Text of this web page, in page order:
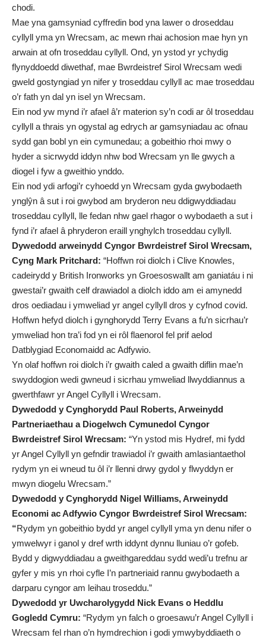
chodi.
Mae yna gamsyniad cyffredin bod yna lawer o droseddau
cyllyll yma yn Wrecsam, ac mewn rhai achosion mae hyn yn
arwain at ofn troseddau cyllyll. Ond, yn ystod yr ychydig
flynyddoedd diwethaf, mae Bwrdeistref Sirol Wrecsam wedi
gweld gostyngiad yn nifer y troseddau cyllyll ac mae troseddau
o’r fath yn dal yn isel yn Wrecsam.
Ein nod yw mynd i’r afael â’r materion sy’n codi ar ôl troseddau
cyllyll a thrais yn ogystal ag edrych ar gamsyniadau ac ofnau
sydd gan bobl yn ein cymunedau; a gobeithio rhoi mwy o
hyder a sicrwydd iddyn nhw bod Wrecsam yn lle gwych a
diogel i fyw a gweithio ynddo.
Ein nod ydi arfogi’r cyhoedd yn Wrecsam gyda gwybodaeth
ynglŷn â sut i roi gwybod am bryderon neu ddigwyddiadau
troseddau cyllyll, lle fedan nhw gael rhagor o wybodaeth a sut i
fynd i’r afael â phryderon eraill ynghylch troseddau cyllyll.
Dywedodd arweinydd Cyngor Bwrdeistref Sirol Wrecsam,
Cyng Mark Pritchard: “Hoffwn roi diolch i Clive Knowles,
cadeirydd y British Ironworks yn Groesoswallt am ganiatáu i ni
gwestai’r gwaith celf drawiadol a diolch iddo am ei amynedd
dros oediadau i ymweliad yr angel cyllyll dros y cyfnod covid.
Hoffwn hefyd diolch i gynghorydd Terry Evans a fu’n sicrhau’r
ymweliad hon tra’i fod yn ei rôl flaenorol fel prif aelod
Datblygiad Economaidd ac Adfywio.
Yn olaf hoffwn roi diolch i’r gwaith caled a gwaith diflin mae’n
swyddogion wedi gwneud i sicrhau ymweliad llwyddiannus a
gwerthfawr yr Angel Cyllyll i Wrecsam.
Dywedodd y Cynghorydd Paul Roberts, Arweinydd
Partneriaethau a Diogelwch Cymunedol Cyngor
Bwrdeistref Sirol Wrecsam: “Yn ystod mis Hydref, mi fydd
yr Angel Cyllyll yn gefndir trawiadol i’r gwaith amlasiantaethol
rydym yn ei wneud tu ôl i’r llenni drwy gydol y flwyddyn er
mwyn diogelu Wrecsam.”
Dywedodd y Cynghorydd Nigel Williams, Arweinydd
Economi ac Adfywio Cyngor Bwrdeistref Sirol Wrecsam:
“Rydym yn gobeithio bydd yr angel cyllyll yma yn denu nifer o
ymwelwyr i ganol y dref wrth iddynt dynnu lluniau o’r gofeb.
Bydd y digwyddiadau a gweithgareddau sydd wedi’u trefnu ar
gyfer y mis yn rhoi cyfle I’n partneriaid rannu gwybodaeth a
darparu cyngor am leihau troseddu.”
Dywedodd yr Uwcharolygydd Nick Evans o Heddlu
Gogledd Cymru: “Rydym yn falch o groesawu’r Angel Cyllyll i
Wrecsam fel rhan o’n hymdrechion i godi ymwybyddiaeth o